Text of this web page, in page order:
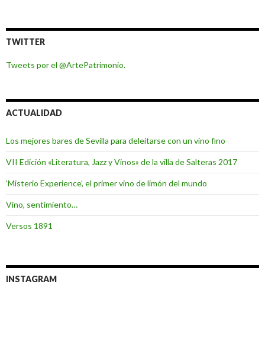
TWITTER
Tweets por el @ArtePatrimonio.
ACTUALIDAD
Los mejores bares de Sevilla para deleitarse con un vino fino
VII Edición «Literatura, Jazz y Vinos» de la villa de Salteras 2017
‘Misterio Experience’, el primer vino de limón del mundo
Vino, sentimiento…
Versos 1891
INSTAGRAM